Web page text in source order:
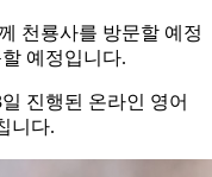
천룡사를 방문할 예정
예정입니다.
진행된 온라인 영어
니다.